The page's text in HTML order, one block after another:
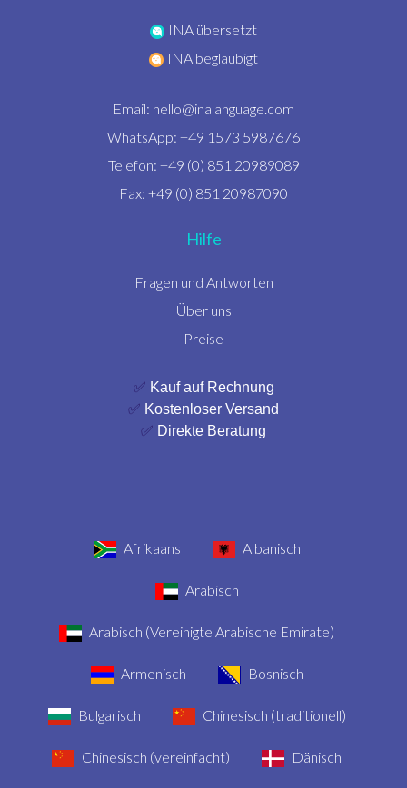
INA übersetzt
INA beglaubigt
Email: hello@inalanguage.com
WhatsApp: +49 1573 5987676
Telefon: +49 (0) 851 20989089
Fax: +49 (0) 851 20987090
Hilfe
Fragen und Antworten
Über uns
Preise
✅ Kauf auf Rechnung
✅ Kostenloser Versand
✅ Direkte Beratung
Afrikaans Albanisch
Arabisch
Arabisch (Vereinigte Arabische Emirate)
Armenisch Bosnisch
Bulgarisch Chinesisch (traditionell)
Chinesisch (vereinfacht) Dänisch